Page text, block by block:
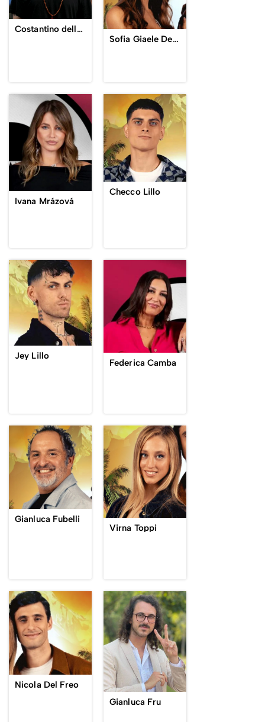
Costantino della Gherardesca
Sofia Giaele De Donà
Ivana Mrázová
Checco Lillo
Jey Lillo
Federica Camba
Gianluca Fubelli
Virna Toppi
Nicola Del Freo
Gianluca Fru